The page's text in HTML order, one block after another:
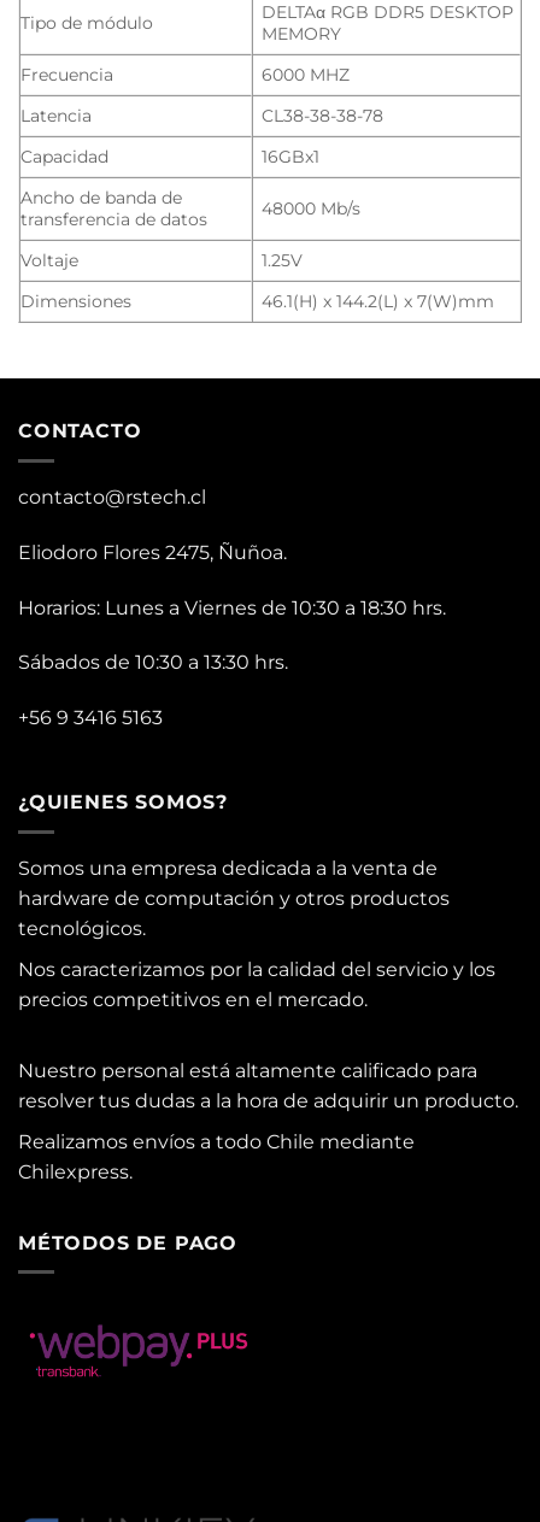
Tipo de módulo
DELTAα RGB DDR5 DESKTOP
MEMORY
Frecuencia
6000 MHZ
Latencia
CL38-38-38-78
Capacidad
16GBx1
Ancho de banda de
transferencia de datos
48000 Mb/s
Voltaje
1.25V
Dimensiones
46.1(H) x 144.2(L) x 7(W)mm
CONTACTO
contacto@rstech.cl
Eliodoro Flores 2475, Ñuñoa.
Horarios: Lunes a Viernes de 10:30 a 18:30 hrs.
Sábados de 10:30 a 13:30 hrs.
+56 9 3416 5163
¿QUIENES SOMOS?
Somos una empresa dedicada a la venta de
hardware de computación y otros productos
tecnológicos.
Nos caracterizamos por la calidad del servicio y los
precios competitivos en el mercado.
Nuestro personal está altamente calificado para
resolver tus dudas a la hora de adquirir un producto.
Realizamos envíos a todo Chile mediante
Chilexpress.
MÉTODOS DE PAGO